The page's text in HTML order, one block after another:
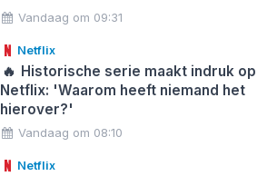
Vandaag om 09:31
Netflix
🔥 Historische serie maakt indruk op
Netflix: 'Waarom heeft niemand het
hierover?'
Vandaag om 08:10
Netflix